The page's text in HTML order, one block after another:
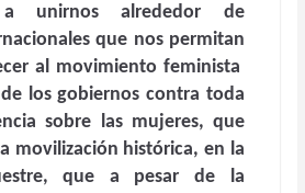
a unirnos alrededor de
que nos permitan
al movimiento feminista
los gobiernos contra toda
sobre las mujeres, que
movilización histórica, en la
que a pesar de la